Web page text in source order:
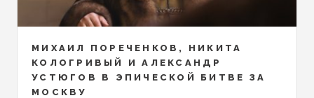
МИХАИЛ ПОРЕЧЕНКОВ, НИКИТА
КОЛОГРИВЫЙ И АЛЕКСАНДР
УСТЮГОВ В ЭПИЧЕСКОЙ БИТВЕ ЗА
МОСКВУ